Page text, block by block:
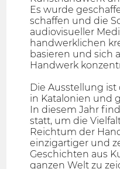
Es wurde
schaffen und die
audiovisueller
handwerklichen
basieren und sich
Handwerk
Die Ausstellung ist
in Katalonien und
In diesem Jahr
statt, um die
Reichtum der
einzigartiger und
Geschichten aus
ganzen Welt zu